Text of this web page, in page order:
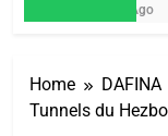
5 Jours Ago
Home
DAFINA
Tunnels du